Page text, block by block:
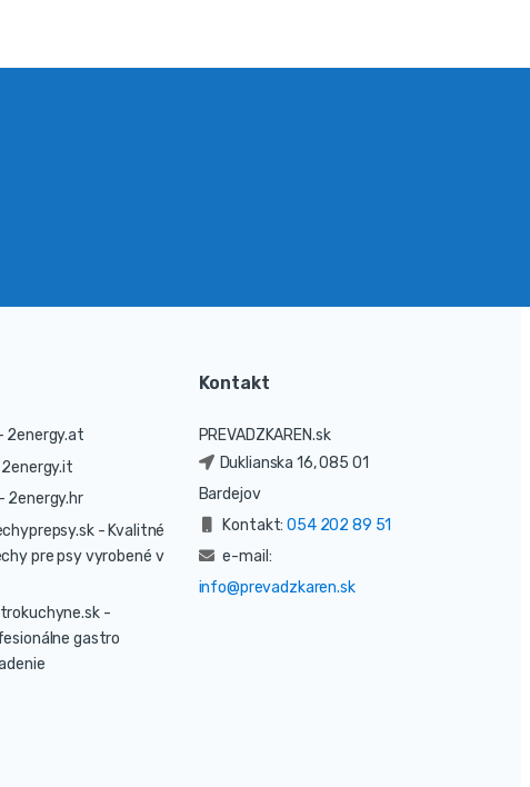
2energy.at
2energy.it
2energy.hr
- Kvalitné
pre psy vyrobené v
-
gastro
Kontakt
PREVADZKAREN.sk
Duklianska 16, 085 01
Bardejov
Kontakt:054 202 89 51
e-mail:
info@prevadzkaren.sk